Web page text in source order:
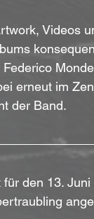
Videos
erneut im
der Band.
den 13. Juni